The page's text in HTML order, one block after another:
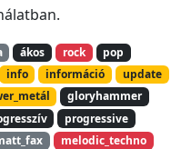
ákos rock
pop
info információ
update
gloryhammer
progressive
melodic_techno